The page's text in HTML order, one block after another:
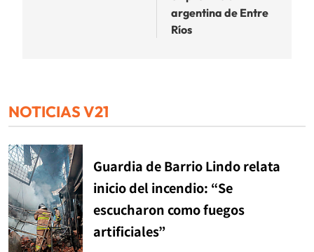
argentina de Entre
Ríos
NOTICIAS V21
Guardia de Barrio Lindo relata
inicio del incendio: “Se
escucharon como fuegos
artificiales”